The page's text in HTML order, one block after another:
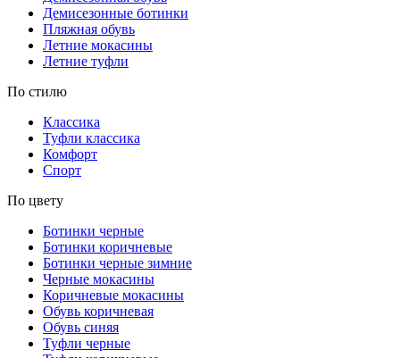
Демисезонные ботинки
Пляжная обувь
Летние мокасины
Летние туфли
По стилю
Классика
Туфли классика
Комфорт
Спорт
По цвету
Ботинки черные
Ботинки коричневые
Ботинки черные зимние
Черные мокасины
Коричневые мокасины
Обувь коричневая
Обувь синяя
Туфли черные